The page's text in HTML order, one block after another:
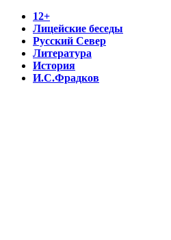
12+
Лицейские беседы
Русский Север
Литература
История
И.С.Фрадков